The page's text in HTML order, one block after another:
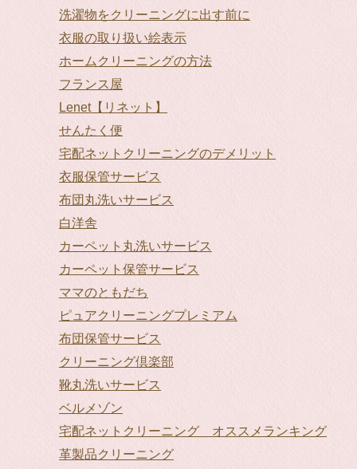
洗濯物をクリーニングに出す前に
衣服の取り扱い絵表示
ホームクリーニングの方法
フランス屋
Lenet【リネット】
せんたく便
宅配ネットクリーニングのデメリット
衣服保管サービス
布団丸洗いサービス
白洋舎
カーペット丸洗いサービス
カーペット保管サービス
ママのともだち
ピュアクリーニングプレミアム
布団保管サービス
クリーニング倶楽部
靴丸洗いサービス
ベルメゾン
宅配ネットクリーニング オススメランキング
革製品クリーニング